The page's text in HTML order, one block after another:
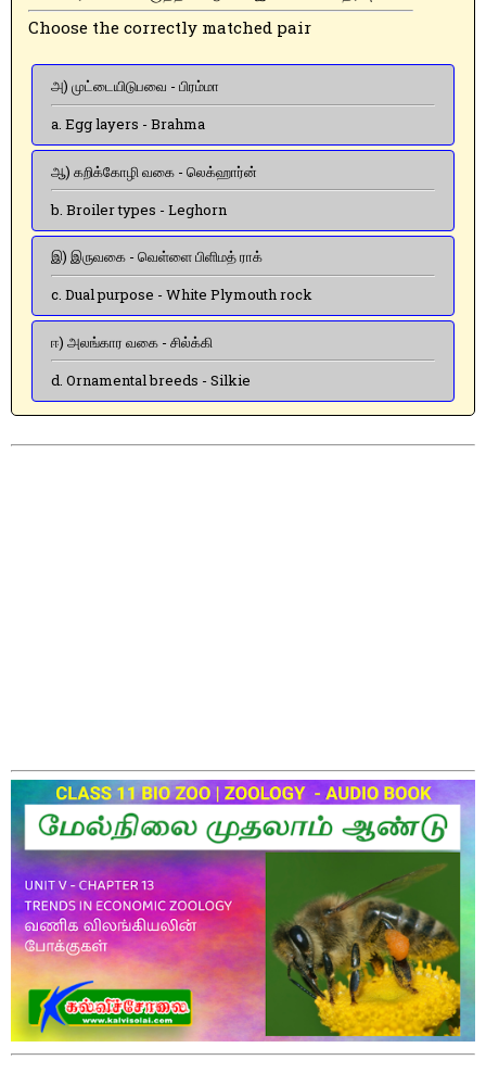
Choose the correctly matched pair
அ) முட்டையிடுபவை - பிரம்மா
a. Egg layers - Brahma
ஆ) கறிக்கோழி வகை - லெக்ஹார்ன்
b. Broiler types - Leghorn
இ) இருவகை - வெள்ளை பிளிமத் ராக்
c. Dual purpose - White Plymouth rock
ஈ) அலங்கார வகை - சில்க்கி
d. Ornamental breeds - Silkie